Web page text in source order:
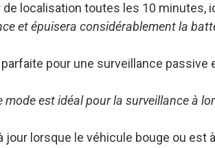
localisation toutes les 10
et épuisera considérablement la
pour une surveillance
est idéal pour la surveillance à
jour lorsque le véhicule bouge ou est